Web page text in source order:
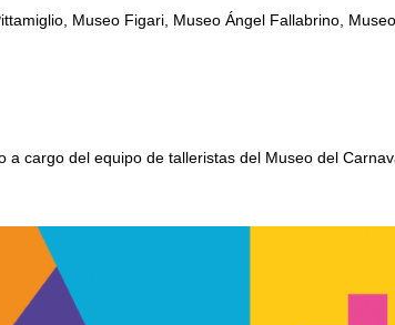
Museo Figari, Museo Ángel Fallabrino,
a cargo del equipo de talleristas del Museo del